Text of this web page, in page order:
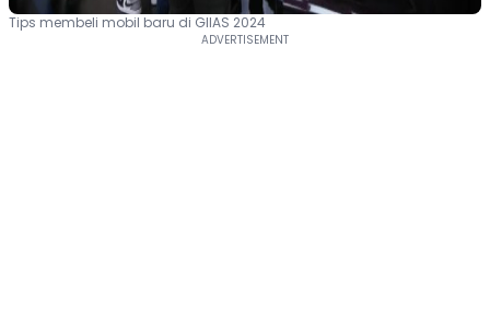
Tips membeli mobil baru di GIIAS 2024